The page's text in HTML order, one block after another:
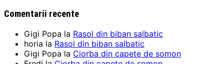
Comentarii recente
Gigi Popa la Rasol din biban salbatic
horia la Rasol din biban salbatic
Gigi Popa la Ciorba din capete de somon